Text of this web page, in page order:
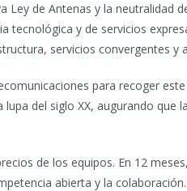
de Antenas y la neutralidad
tecnológica y de servicios
servicios convergentes y
para recoger
del siglo XX, augurando que
de los equipos. En 12
abierta y la colaboración.